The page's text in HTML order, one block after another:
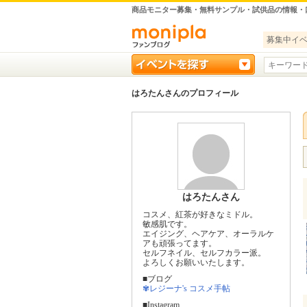
商品モニター募集・無料サンプル・試供品の情報・
募集中イ
はろたんさんのプロフィール
はろたんさん
コスメ、紅茶が好きなミドル。
敏感肌です。
エイジング、ヘアケア、オーラルケ
アも頑張ってます。
セルフネイル、セルフカラー派。
よろしくお願いいたします。
■ブログ
✾レジーナ's コスメ手帖
■Instagram